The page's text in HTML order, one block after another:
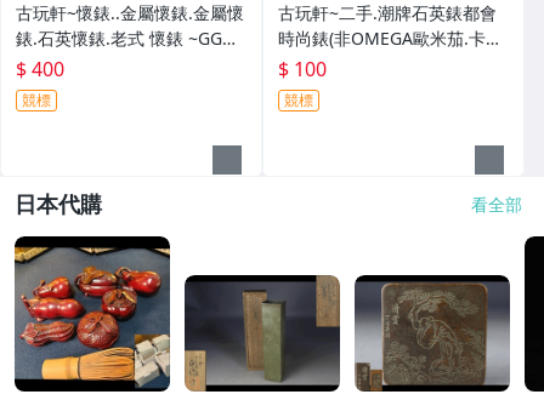
古玩軒~懷錶..金屬懷錶.金屬懷
錶.石英懷錶.老式 懷錶 ~GGG9
0
$ 400
競標
古玩軒~二手.潮牌石英錶都會
時尚錶(非OMEGA歐米茄.卡迪
亞.浪琴.大海馬)GGG89
$ 100
競標
日本代購 看全部